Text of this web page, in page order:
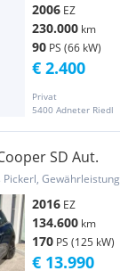
2006 EZ
230.000 km
90 PS (66 kW)
Privat
5400 Adneter Riedl
€ 2.400
SD Aut.
Gewährleistung
2016 EZ
134.600 km
170 PS (125 kW)
€ 13.990